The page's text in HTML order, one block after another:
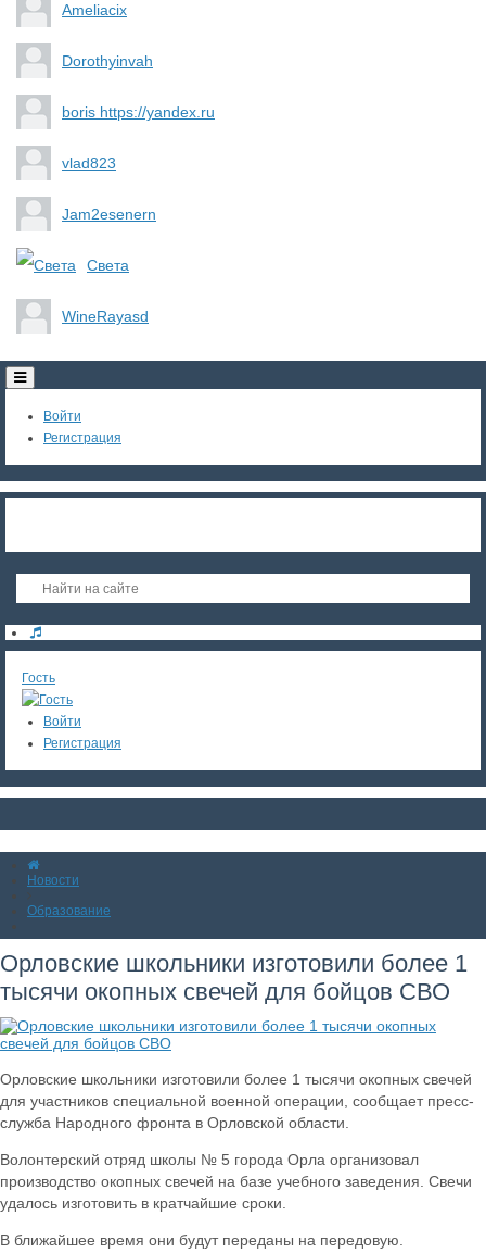
Ameliacix
Dorothyinvah
boris https://yandex.ru
vlad823
Jam2esenern
Света
WineRayasd
Toggle
navigation
Войти
Регистрация
Гость
Войти
Регистрация
Новости
Образование
Орловские школьники изготовили более 1
тысячи окопных свечей для бойцов СВО
Орловские школьники изготовили более 1 тысячи окопных свечей
для участников специальной военной операции, сообщает пресс-
служба Народного фронта в Орловской области.
Волонтерский отряд школы № 5 города Орла организовал
производство окопных свечей на базе учебного заведения. Свечи
удалось изготовить в кратчайшие сроки.
В ближайшее время они будут переданы на передовую.